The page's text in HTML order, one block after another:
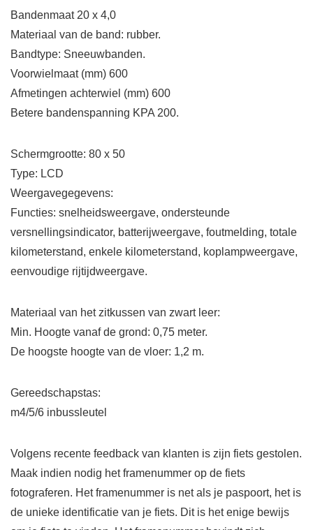
Bandenmaat 20 x 4,0
Materiaal van de band: rubber.
Bandtype: Sneeuwbanden.
Voorwielmaat (mm) 600
Afmetingen achterwiel (mm) 600
Betere bandenspanning KPA 200.
Schermgrootte: 80 x 50
Type: LCD
Weergavegegevens:
Functies: snelheidsweergave, ondersteunde
versnellingsindicator, batterijweergave, foutmelding, totale
kilometerstand, enkele kilometerstand, koplampweergave,
eenvoudige rijtijdweergave.
Materiaal van het zitkussen van zwart leer:
Min. Hoogte vanaf de grond: 0,75 meter.
De hoogste hoogte van de vloer: 1,2 m.
Gereedschapstas:
m4/5/6 inbussleutel
Volgens recente feedback van klanten is zijn fiets gestolen.
Maak indien nodig het framenummer op de fiets
fotograferen. Het framenummer is net als je paspoort, het is
de unieke identificatie van je fiets. Dit is het enige bewijs